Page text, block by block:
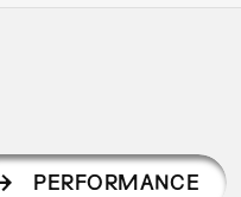
PERFORMANCE